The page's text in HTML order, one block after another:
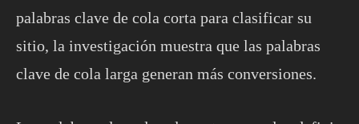
palabras clave de cola corta para clasificar su
sitio, la investigación muestra que las palabras
clave de cola larga generan más conversiones.